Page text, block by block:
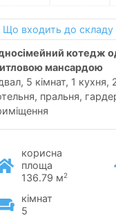
Що входить до складу
мансардою
5 кімнат, 1
пральня,
корисна
площа
136.79 м2
кімнат
5